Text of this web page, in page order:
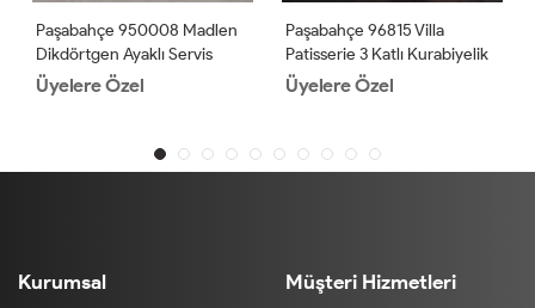
Paşabahçe 950008 Madlen
Dikdörtgen Ayaklı Servis
Tabağı
Üyelere Özel
Paşabahçe 96815 Villa
Patisserie 3 Katlı Kurabiyelik
2'li
Üyelere Özel
Kurumsal Müşteri Hizmetleri